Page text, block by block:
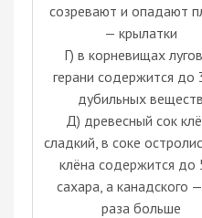
созревают и опадают
— крылатки
Г) в корневищах
герани содержится до
дубильных веществ
Д) древесный сок
сладкий, в соке
клёна содержится до
сахара, а канадского
раза больше